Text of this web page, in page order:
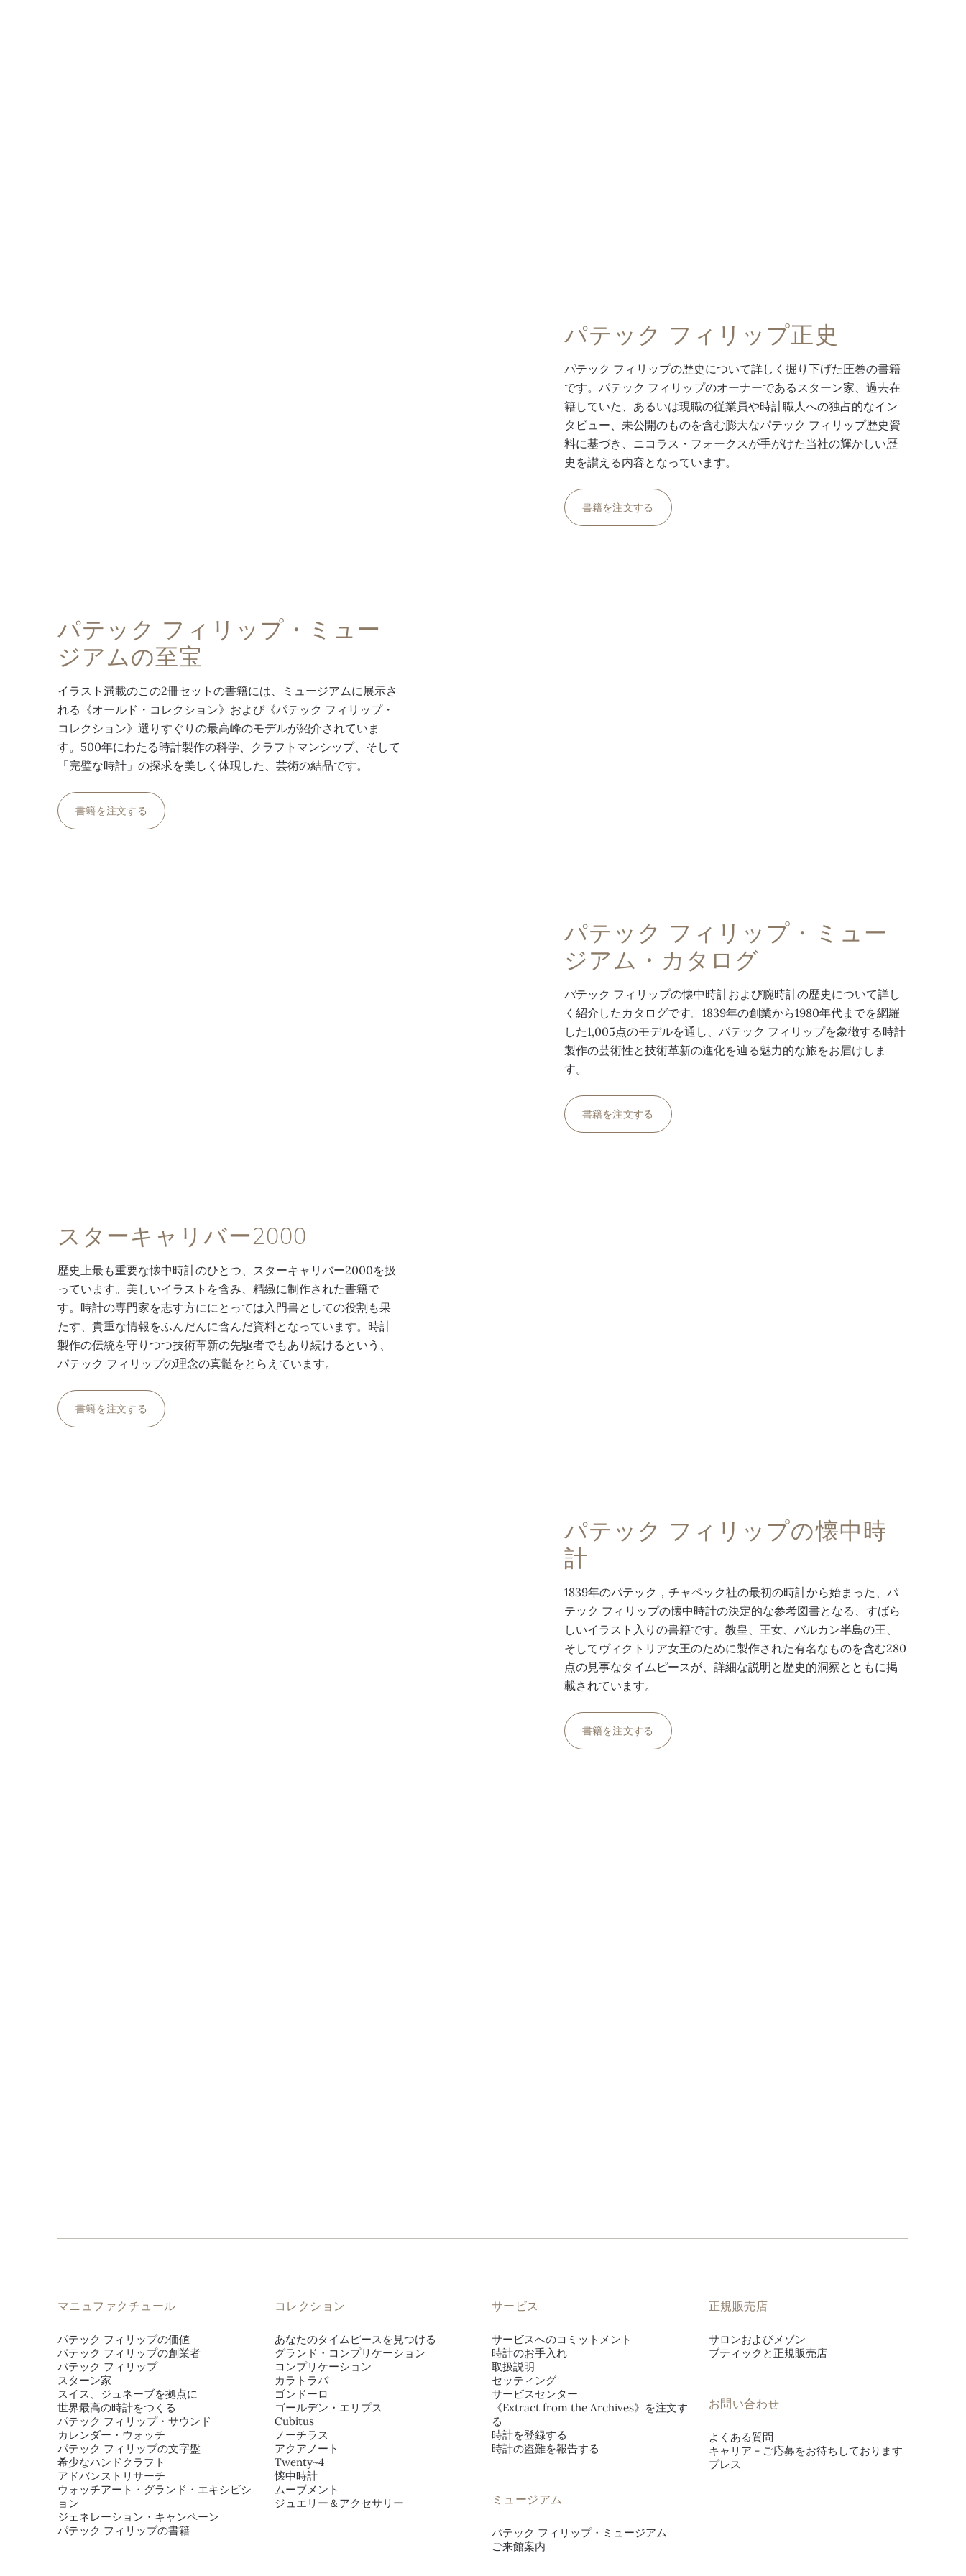
パテック フィリップ正史
パテック フィリップの歴史について詳しく掘り下げた圧巻の書籍
です。パテック フィリップのオーナーであるスターン家、過去在
籍していた、あるいは現職の従業員や時計職人への独占的なイン
タビュー、未公開のものを含む膨大なパテック フィリップ歴史資
料に基づき、ニコラス・フォークスが手がけた当社の輝かしい歴
史を讃える内容となっています。
書籍を注文する
パテック フィリップ・ミュー
ジアムの至宝
イラスト満載のこの2冊セットの書籍には、ミュージアムに展示さ
れる《オールド・コレクション》および《パテック フィリップ・
コレクション》選りすぐりの最高峰のモデルが紹介されていま
す。500年にわたる時計製作の科学、クラフトマンシップ、そして
「完璧な時計」の探求を美しく体現した、芸術の結晶です。
書籍を注文する
パテック フィリップ・ミュー
ジアム・カタログ
パテック フィリップの懐中時計および腕時計の歴史について詳し
く紹介したカタログです。1839年の創業から1980年代までを網羅
した1,005点のモデルを通し、パテック フィリップを象徴する時計
製作の芸術性と技術革新の進化を辿る魅力的な旅をお届けしま
す。
書籍を注文する
スターキャリバー2000
歴史上最も重要な懐中時計のひとつ、スターキャリバー2000を扱
っています。美しいイラストを含み、精緻に制作された書籍で
す。時計の専門家を志す方ににとっては入門書としての役割も果
たす、貴重な情報をふんだんに含んだ資料となっています。時計
製作の伝統を守りつつ技術革新の先駆者でもあり続けるという、
パテック フィリップの理念の真髄をとらえています。
書籍を注文する
パテック フィリップの懐中時
計
1839年のパテック，チャペック社の最初の時計から始まった、パ
テック フィリップの懐中時計の決定的な参考図書となる、すばら
しいイラスト入りの書籍です。教皇、王女、バルカン半島の王、
そしてヴィクトリア女王のために製作された有名なものを含む280
点の見事なタイムピースが、詳細な説明と歴史的洞察とともに掲
載されています。
書籍を注文する
マニュファクチュール
パテック フィリップの価値
パテック フィリップの創業者
パテック フィリップ
スターン家
スイス、ジュネーブを拠点に
世界最高の時計をつくる
パテック フィリップ・サウンド
カレンダー・ウォッチ
パテック フィリップの文字盤
希少なハンドクラフト
アドバンストリサーチ
ウォッチアート・グランド・エキシビシ
ョン
ジェネレーション・キャンペーン
パテック フィリップの書籍
コレクション
あなたのタイムピースを見つける
グランド・コンプリケーション
コンプリケーション
カラトラバ
ゴンドーロ
ゴールデン・エリプス
Cubitus
ノーチラス
アクアノート
Twenty~4
懐中時計
ムーブメント
ジュエリー＆アクセサリー
サービス
サービスへのコミットメント
時計のお手入れ
取扱説明
セッティング
サービスセンター
《Extract from the Archives》を注文す
る
時計を登録する
時計の盗難を報告する
ミュージアム
パテック フィリップ・ミュージアム
ご来館案内
正規販売店
サロンおよびメゾン
ブティックと正規販売店
お問い合わせ
よくある質問
キャリア - ご応募をお待ちしております
プレス